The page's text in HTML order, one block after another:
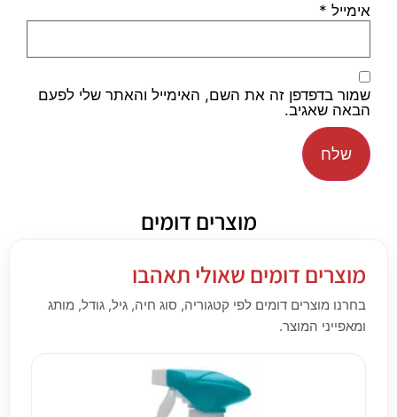
אימייל *
שמור בדפדפן זה את השם, האימייל והאתר שלי לפעם
הבאה שאגיב.
מוצרים דומים
מוצרים דומים שאולי תאהבו
בחרנו מוצרים דומים לפי קטגוריה, סוג חיה, גיל, גודל, מותג
ומאפייני המוצר.